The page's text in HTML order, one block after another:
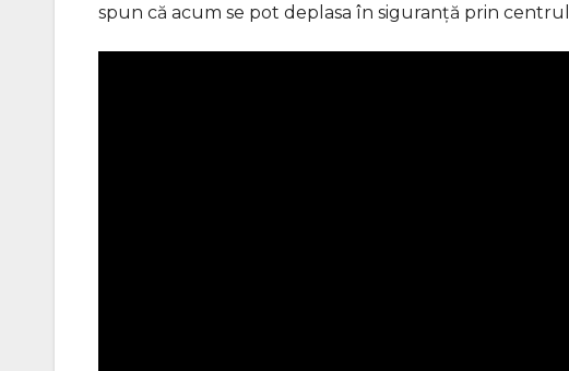
spun că acum se pot deplasa în siguranță prin